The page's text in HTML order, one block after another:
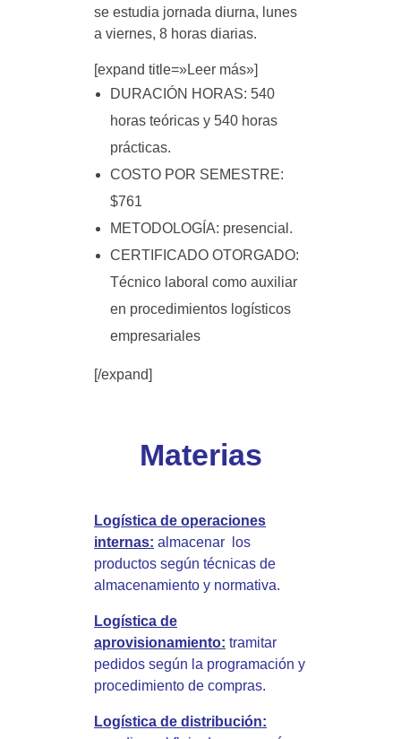
se estudia jornada diurna, lunes
a viernes, 8 horas diarias.
[expand title=»Leer más»]
DURACIÓN HORAS: 540
horas teóricas y 540 horas
prácticas.
COSTO POR SEMESTRE:
$761
METODOLOGÍA: presencial.
CERTIFICADO OTORGADO:
Técnico laboral como auxiliar
en procedimientos logísticos
empresariales
[/expand]
Materias
Logística de operaciones
internas: almacenar los
productos según técnicas de
almacenamiento y normativa.
Logística de
aprovisionamiento: tramitar
pedidos según la programación y
procedimiento de compras.
Logística de distribución: